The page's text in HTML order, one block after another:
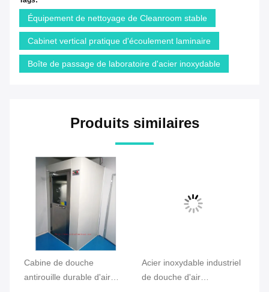
Équipement de nettoyage de Cleanroom stable
Cabinet vertical pratique d'écoulement laminaire
Boîte de passage de laboratoire d'acier inoxydable
Produits similaires
Cabine de douche
antirouille durable d'air
Acier inoxydable industriel
de douche d'air